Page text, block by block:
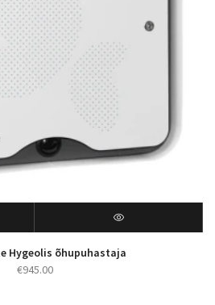
Hygeolis õhupuhastaja
€945.00